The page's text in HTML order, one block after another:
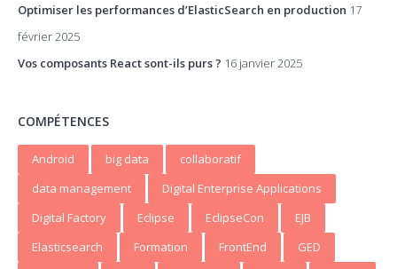
Optimiser les performances d’ElasticSearch en production 17
février 2025
Vos composants React sont-ils purs ? 16 janvier 2025
COMPÉTENCES
Android big data
collaboratif
data management
Digital Enterprise Applications
Digital Factory
Eclipse EclipseCon
EJB
Elasticsearch
Formation FrontEnd
GED